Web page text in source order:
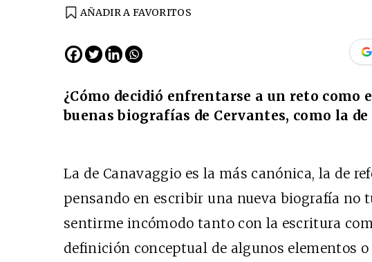
AÑADIR A FAVORITOS
¿Cómo decidió enfrentarse a un reto como
buenas biografías de Cervantes, como la de
La de Canavaggio es la más canónica, la de
pensando en escribir una nueva biografía no
sentirme incómodo tanto con la escritura
definición conceptual de algunos elementos